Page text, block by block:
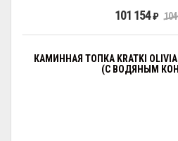
101 154₽
КАМИННАЯ ТОПКА KRATKI OLIVIA
(С ВОДЯНЫМ